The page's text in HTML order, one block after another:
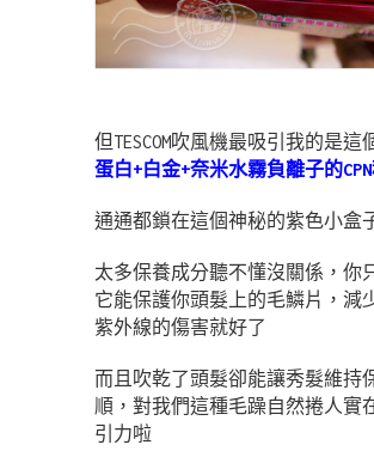
但TESCOM吹風機最吸引我的是這
蛋白+白金+奈米水霧負離子的
通通都鎖在這個神秘的紫色小盒
太多保養成分聽不懂沒關係，你
它能保護你頭髮上的毛鱗片，減
紫外線的傷害就好了
而且吹乾了頭髮卻能讓秀髮維持
順，對我們這種毛躁自然捲人實
引力啦